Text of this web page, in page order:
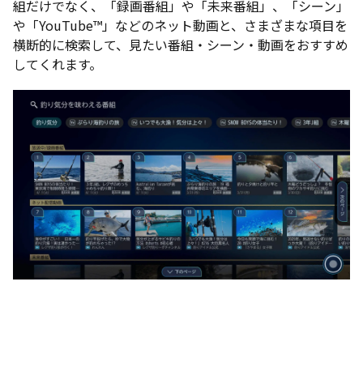
組だけでなく、「録画番組」や「未来番組」、「シーン」
や「YouTube™」などのネット動画と、さまざまな項目を
横断的に検索して、見たい番組・シーン・動画をおすすめ
してくれます。